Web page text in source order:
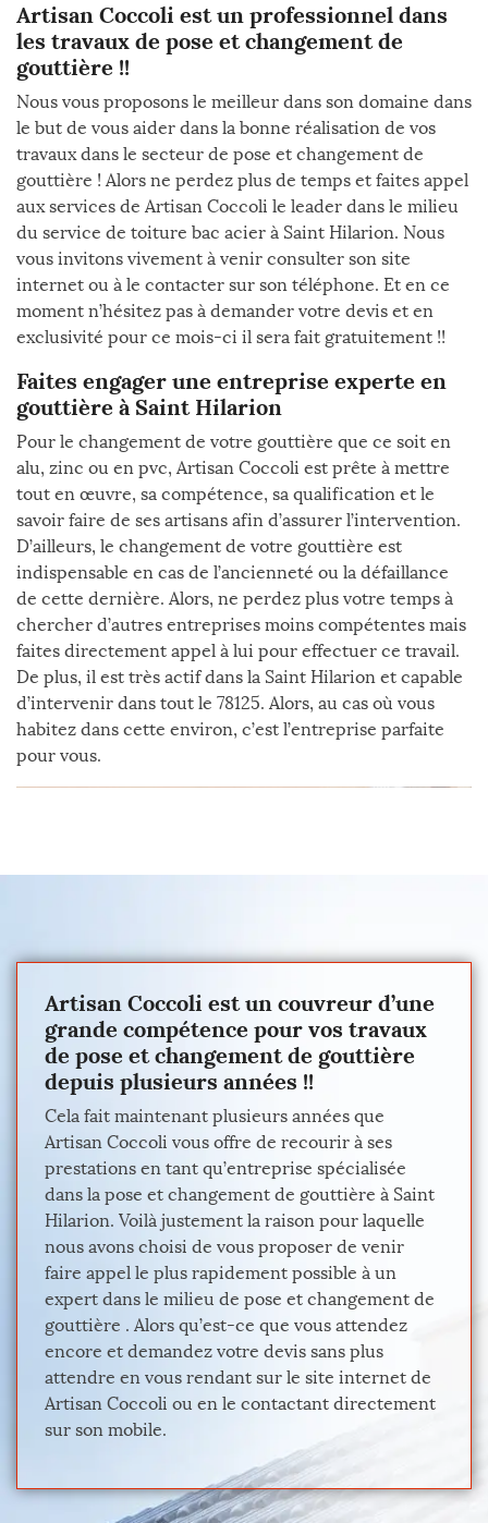
Artisan Coccoli est un professionnel dans
les travaux de pose et changement de
gouttière !!
Nous vous proposons le meilleur dans son domaine dans
le but de vous aider dans la bonne réalisation de vos
travaux dans le secteur de pose et changement de
gouttière ! Alors ne perdez plus de temps et faites appel
aux services de Artisan Coccoli le leader dans le milieu
du service de toiture bac acier à Saint Hilarion. Nous
vous invitons vivement à venir consulter son site
internet ou à le contacter sur son téléphone. Et en ce
moment n’hésitez pas à demander votre devis et en
exclusivité pour ce mois-ci il sera fait gratuitement !!
Faites engager une entreprise experte en
gouttière à Saint Hilarion
Pour le changement de votre gouttière que ce soit en
alu, zinc ou en pvc, Artisan Coccoli est prête à mettre
tout en œuvre, sa compétence, sa qualification et le
savoir faire de ses artisans afin d’assurer l’intervention.
D’ailleurs, le changement de votre gouttière est
indispensable en cas de l’ancienneté ou la défaillance
de cette dernière. Alors, ne perdez plus votre temps à
chercher d’autres entreprises moins compétentes mais
faites directement appel à lui pour effectuer ce travail.
De plus, il est très actif dans la Saint Hilarion et capable
d’intervenir dans tout le 78125. Alors, au cas où vous
habitez dans cette environ, c’est l’entreprise parfaite
pour vous.
Artisan Coccoli est un couvreur d’une
grande compétence pour vos travaux
de pose et changement de gouttière
depuis plusieurs années !!
Cela fait maintenant plusieurs années que
Artisan Coccoli vous offre de recourir à ses
prestations en tant qu’entreprise spécialisée
dans la pose et changement de gouttière à Saint
Hilarion. Voilà justement la raison pour laquelle
nous avons choisi de vous proposer de venir
faire appel le plus rapidement possible à un
expert dans le milieu de pose et changement de
gouttière . Alors qu’est-ce que vous attendez
encore et demandez votre devis sans plus
attendre en vous rendant sur le site internet de
Artisan Coccoli ou en le contactant directement
sur son mobile.